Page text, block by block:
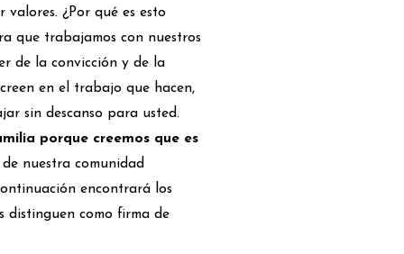
¿Por qué es esto
que trabajamos con nuestros
de la convicción y de la
en el trabajo que hacen,
sin descanso para usted.
porque creemos que es
nuestra comunidad
encontrará los
distinguen como firma de